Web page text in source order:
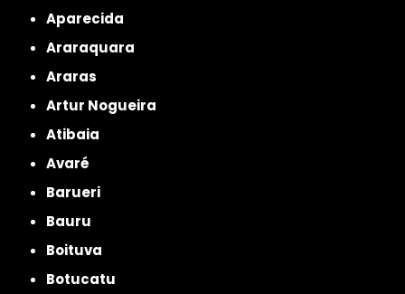
Aparecida
Araraquara
Araras
Artur Nogueira
Atibaia
Avaré
Barueri
Bauru
Boituva
Botucatu